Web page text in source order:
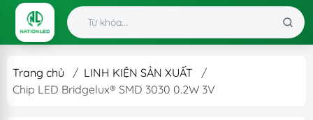
Trang chủ / LINH KIỆN SẢN XUẤT
/
Chip LED Bridgelux® SMD 3030 0.2W 3V